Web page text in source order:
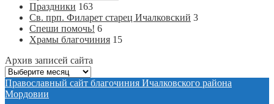
Праздники 163
Св. прп. Филарет старец Ичалковский 3
Спеши помочь! 6
Храмы благочиния 15
Архив записей сайта
Архив
записей
сайта
Православный сайт благочиния Ичалковского района
Мордовии